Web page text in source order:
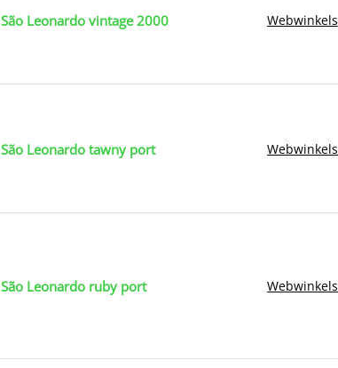
São Leonardo vintage 2000 Webwinkels
São Leonardo tawny port Webwinkels
São Leonardo ruby port Webwinkels